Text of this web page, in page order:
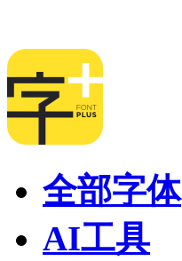
全部字体
AI工具